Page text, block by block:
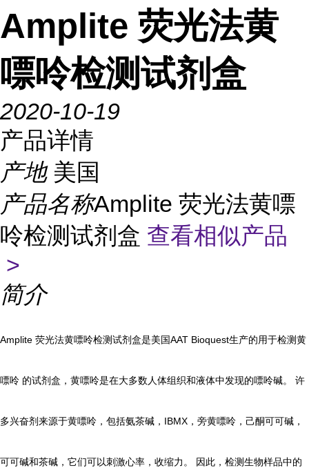
Amplite 荧光法黄
嘌呤检测试剂盒
2020-10-19
产品详情
产地 美国
产品名称Amplite 荧光法黄嘌
呤检测试剂盒 查看相似产品
>
简介
Amplite 荧光法黄嘌呤检测试剂盒是美国AAT Bioquest生产的用于检测黄
嘌呤 的试剂盒，黄嘌呤是在大多数人体组织和液体中发现的嘌呤碱。 许
多兴奋剂来源于黄嘌呤，包括氨茶碱，IBMX，旁黄嘌呤，己酮可可碱，
可可碱和茶碱，它们可以刺激心率，收缩力 。 因此，检测生物样品中的